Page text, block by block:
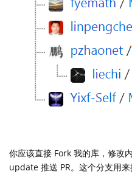
你应该直接 Fork 我的库，修改
update 推送 PR。这个分支用